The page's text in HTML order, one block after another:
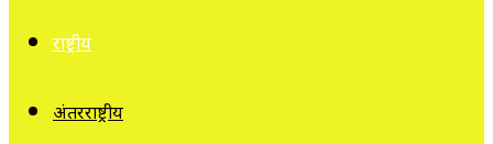
राष्ट्रीय
अंतरराष्ट्रीय